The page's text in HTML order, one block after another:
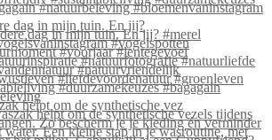
dag in mijn tuin. En jij?
helpt om de synthetische vez